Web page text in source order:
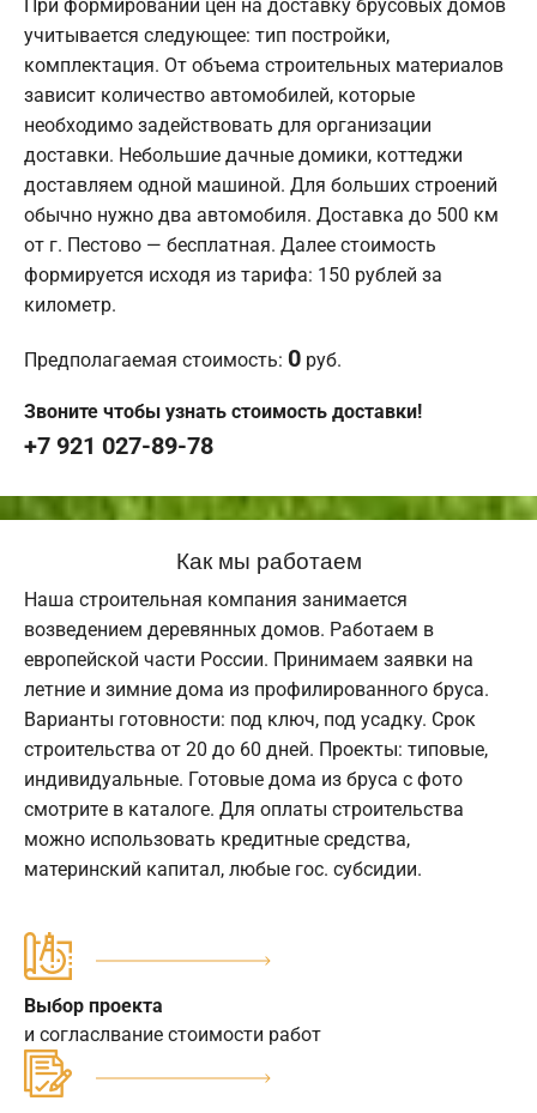
При формировании цен на доставку брусовых домов
учитывается следующее: тип постройки,
комплектация. От объема строительных материалов
зависит количество автомобилей, которые
необходимо задействовать для организации
доставки. Небольшие дачные домики, коттеджи
доставляем одной машиной. Для больших строений
обычно нужно два автомобиля. Доставка до 500 км
от г. Пестово — бесплатная. Далее стоимость
формируется исходя из тарифа: 150 рублей за
километр.
Предполагаемая стоимость: 0 руб.
Звоните чтобы узнать стоимость доставки!
+7 921 027-89-78
Как мы работаем
Наша строительная компания занимается
возведением деревянных домов. Работаем в
европейской части России. Принимаем заявки на
летние и зимние дома из профилированного бруса.
Варианты готовности: под ключ, под усадку. Срок
строительства от 20 до 60 дней. Проекты: типовые,
индивидуальные. Готовые дома из бруса с фото
смотрите в каталоге. Для оплаты строительства
можно использовать кредитные средства,
материнский капитал, любые гос. субсидии.
Выбор проекта
и согласлвание стоимости работ